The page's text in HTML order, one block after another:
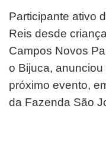
Participante ativo
Reis desde
Campos Novos
o Bijuca,
próximo evento,
da Fazenda São